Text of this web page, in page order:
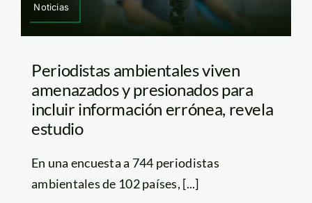
Noticias
Periodistas ambientales viven
amenazados y presionados para
incluir información errónea, revela
estudio
En una encuesta a 744 periodistas
ambientales de 102 países, [...]